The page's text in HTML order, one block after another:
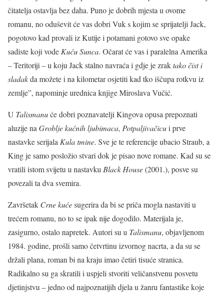
čitatelja ostavlja bez daha. Puno je dobrih mjesta u ovome
romanu, no oduševit će vas dobri Vuk s kojim se sprijatelji Jack,
pogotovo kad provali iz Kutije i potamani gotovo sve opake
sadiste koji vodeKuću Sunca. Očarat će vas i paralelna Amerika
– Teritoriji – u koju Jack stalno navraća i gdje je zraktako čist i
sladakda možete i na kilometar osjetiti kad tko iščupa rotkvu iz
zemlje”, napominje urednica knjige Miroslava Vučić.
U Talismanuće dobri poznavatelji Kingova opusa prepoznati
aluzije naGroblje kućnih ljubimaca, Potpaljivačicui prve
nastavke serijalaKula tmine. Sve je te referencije ubacio Straub, a
King je samo posložio stvari dok je pisao nove romane. Kad su se
vratili istom svijetu u nastavkuBlack House(2001.), posve su
povezali ta dva svemira.
Završetak Crne kućesugerira da bi se priča mogla nastaviti u
trećem romanu, no to se ipak nije dogodilo. Materijala je,
zasigurno, ostalo napretek. Autori su u Talismanu, objavljenom
1984. godine, prošli samo četvrtinu izvornog nacrta, a da su se
držali plana, roman bi na kraju imao četiri tisuće stranica.
Radikalno su ga skratili i uspjeli stvoriti veličanstvenu posvetu
djetinjstvu – jedno od najpoznatijih djela u žanru fantastike koje